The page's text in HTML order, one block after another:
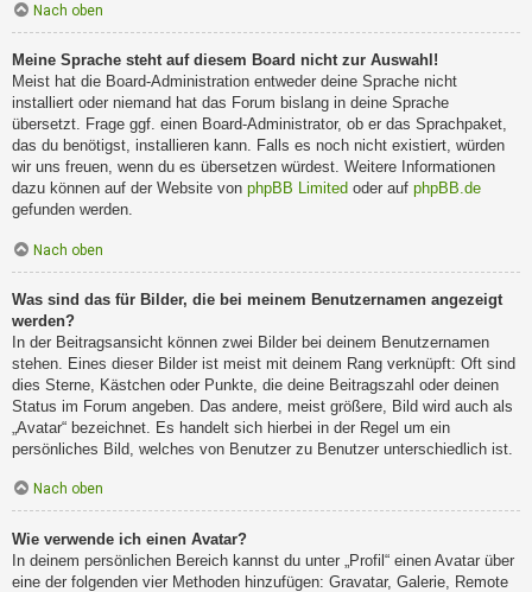
Nach oben
Meine Sprache steht auf diesem Board nicht zur Auswahl!
Meist hat die Board-Administration entweder deine Sprache nicht
installiert oder niemand hat das Forum bislang in deine Sprache
übersetzt. Frage ggf. einen Board-Administrator, ob er das Sprachpaket,
das du benötigst, installieren kann. Falls es noch nicht existiert, würden
wir uns freuen, wenn du es übersetzen würdest. Weitere Informationen
dazu können auf der Website von phpBB Limited oder auf phpBB.de
gefunden werden.
Nach oben
Was sind das für Bilder, die bei meinem Benutzernamen angezeigt
werden?
In der Beitragsansicht können zwei Bilder bei deinem Benutzernamen
stehen. Eines dieser Bilder ist meist mit deinem Rang verknüpft: Oft sind
dies Sterne, Kästchen oder Punkte, die deine Beitragszahl oder deinen
Status im Forum angeben. Das andere, meist größere, Bild wird auch als
„Avatar“ bezeichnet. Es handelt sich hierbei in der Regel um ein
persönliches Bild, welches von Benutzer zu Benutzer unterschiedlich ist.
Nach oben
Wie verwende ich einen Avatar?
In deinem persönlichen Bereich kannst du unter „Profil“ einen Avatar über
eine der folgenden vier Methoden hinzufügen: Gravatar, Galerie, Remote